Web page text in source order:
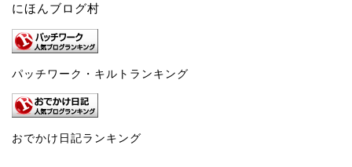
にほんブログ村
パッチワーク・キルトランキング
おでかけ日記ランキング